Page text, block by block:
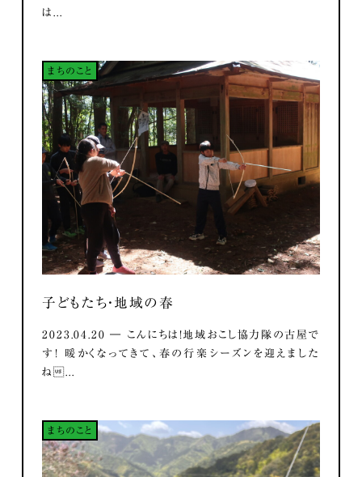
は...
まちのこと
子どもたち・地域の春
2023.04.20 ― こんにちは！地域おこし協力隊の古屋で
す！ 暖かくなってきて、春の行楽シーズンを迎えました
ね...
まちのこと